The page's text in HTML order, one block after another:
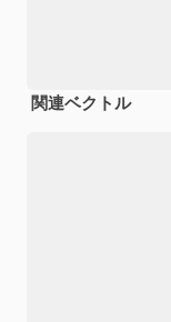
関連ベクトル